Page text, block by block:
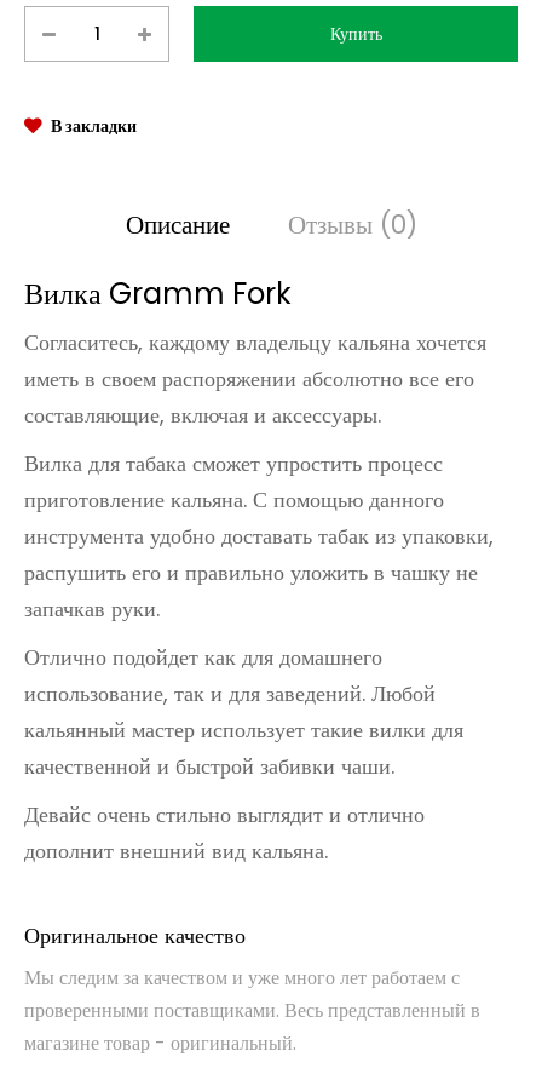
В закладки
Описание Отзывы (0)
Вилка Gramm Fork
Согласитесь, каждому владельцу кальяна хочется
иметь в своем распоряжении абсолютно все его
составляющие, включая и аксессуары.
Вилка для табака сможет упростить процесс
приготовление кальяна. С помощью данного
инструмента удобно доставать табак из упаковки,
распушить его и правильно уложить в чашку не
запачкав руки.
Отлично подойдет как для домашнего
использование, так и для заведений. Любой
кальянный мастер использует такие вилки для
качественной и быстрой забивки чаши.
Девайс очень стильно выглядит и отлично
дополнит внешний вид кальяна.
Оригинальное качество
Мы следим за качеством и уже много лет работаем с
проверенными поставщиками. Весь представленный в
магазине товар - оригинальный.